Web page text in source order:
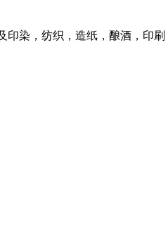
印染，纺织，造纸，酿酒，印